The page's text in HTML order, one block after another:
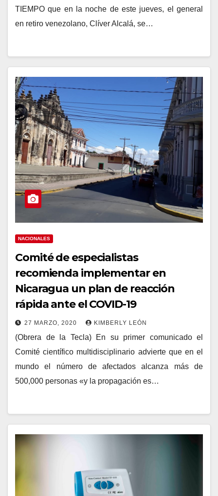
TIEMPO que en la noche de este jueves, el general
en retiro venezolano, Clíver Alcalá, se…
NACIONALES
Comité de especialistas
recomienda implementar en
Nicaragua un plan de reacción
rápida ante el COVID-19
27 MARZO, 2020 KIMBERLY LEÓN
(Obrera de la Tecla) En su primer comunicado el
Comité científico multidisciplinario advierte que en el
mundo el número de afectados alcanza más de
500,000 personas «y la propagación es…